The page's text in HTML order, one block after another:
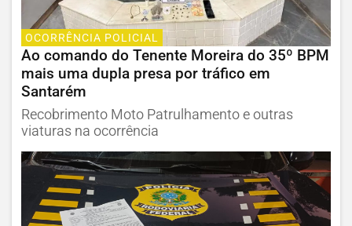
OCORRÊNCIA POLICIAL
Ao comando do Tenente Moreira do 35º BPM
mais uma dupla presa por tráfico em
Santarém
Recobrimento Moto Patrulhamento e outras
viaturas na ocorrência